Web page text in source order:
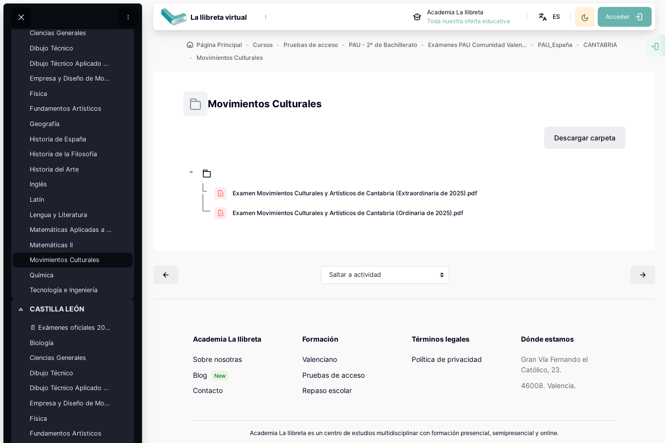
Buscar
Calendario
académico
Festivos, vacaciones y fechas
Mis cursos
¡Nos GUSTA lo que hacemos y se
NOTA!
Bloques
📄 Exámenes oficiales 2026
Ciencias Generales
Dibujo Técnico
Dibujo Técnico Aplicado a las Artes
Empresa y Diseño de Modelos de Negocio
Física
Fundamentos Artísticos
Geografía
Historia de España
Historia de la Filosofía
Historia del Arte
Inglés
Latín
Lengua y Literatura
Matemáticas Aplicadas a las Ciencias Sociales
Matemáticas II
Movimientos Culturales
Química
Tecnología e Ingeniería
Colapsar
CASTILLA LEÓN
📄 Exámenes oficiales 2025
Biología
Ciencias Generales
Dibujo Técnico
Dibujo Técnico Aplicado a las Artes
Empresa y Diseño de Modelos de Negocio
Física
Fundamentos Artísticos
La llibreta virtual
Academia La llibreta
Toda nuestra oferta educativa
ES Acceder
Página Principal Cursos Pruebas de acceso PAU - 2º de Bachillerato Exámenes PAU Comunidad Valenciana PAU_España
CANTABRIA
Movimientos Culturales
Movimientos Culturales
Descargar carpeta
Examen Movimientos Culturales y Artísticos de Cantabria (Extraordinaria de 2025).pdf
Examen Movimientos Culturales y Artísticos de Cantabria (Ordinaria de 2025).pdf
Saltar a actividad
Academia La llibreta
Sobre nosotras
Blog
New
Contacto
Formación
Valenciano
Pruebas de acceso
Repaso escolar
Términos legales
Política de privacidad
Dónde estamos
Gran Vía Fernando el
Católico, 23.
46008. Valencia.
Academia La llibreta es un centro de estudios multidisciplinar con formación presencial, semipresencial y online.